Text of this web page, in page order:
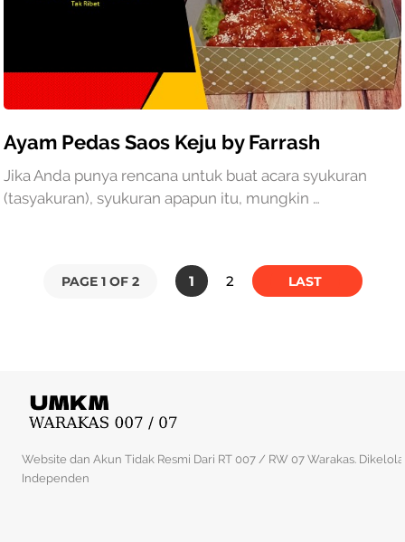
Ayam Pedas Saos Keju by Farrash
Jika Anda punya rencana untuk buat acara syukuran
(tasyakuran), syukuran apapun itu, mungkin …
PAGE 1 OF 2 1 2 LAST
Website dan Akun Tidak Resmi Dari RT 007 / RW 07 Warakas. Dikelola
Independen